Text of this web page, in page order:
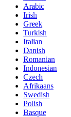
Arabic
Irish
Greek
Turkish
Italian
Danish
Romanian
Indonesian
Czech
Afrikaans
Swedish
Polish
Basque